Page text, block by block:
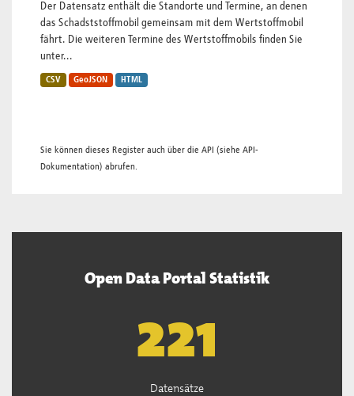
Der Datensatz enthält die Standorte und Termine, an denen
das Schadststoffmobil gemeinsam mit dem Wertstoffmobil
fährt. Die weiteren Termine des Wertstoffmobils finden Sie
unter...
CSV GeoJSON HTML
Sie können dieses Register auch über die API (siehe API-
Dokumentation) abrufen.
Open Data Portal Statistik
222
Datensätze